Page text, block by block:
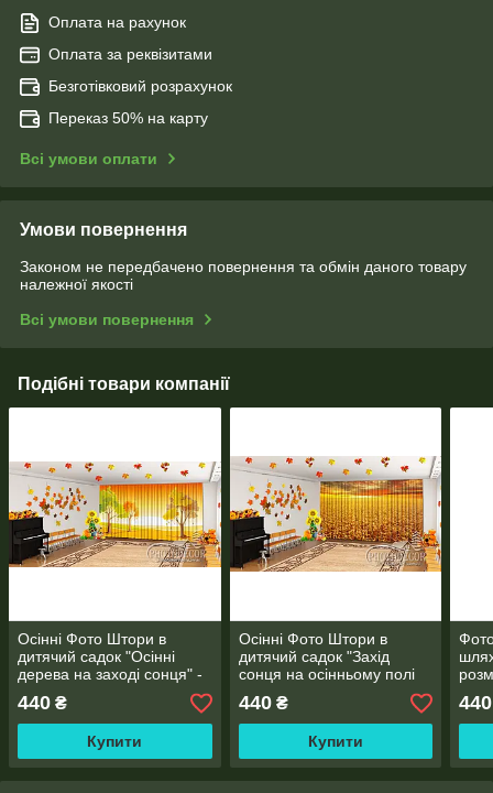
Оплата на рахунок
Оплата за реквізитами
Безготівковий розрахунок
Переказ 50% на карту
Всі умови оплати
Умови повернення
Законом не передбачено повернення та обмін даного товару
належної якості
Всі умови повернення
Подібні товари компанії
Осінні Фото Штори в
дитячий садок "Осінні
дерева на заході сонця" -
Читаємо опис!
440 ₴
Купити
Осінні Фото Штори в
дитячий садок "Захід
сонця на осінньому полі
розмір! Читаємо опис!
440₴
Купити
440